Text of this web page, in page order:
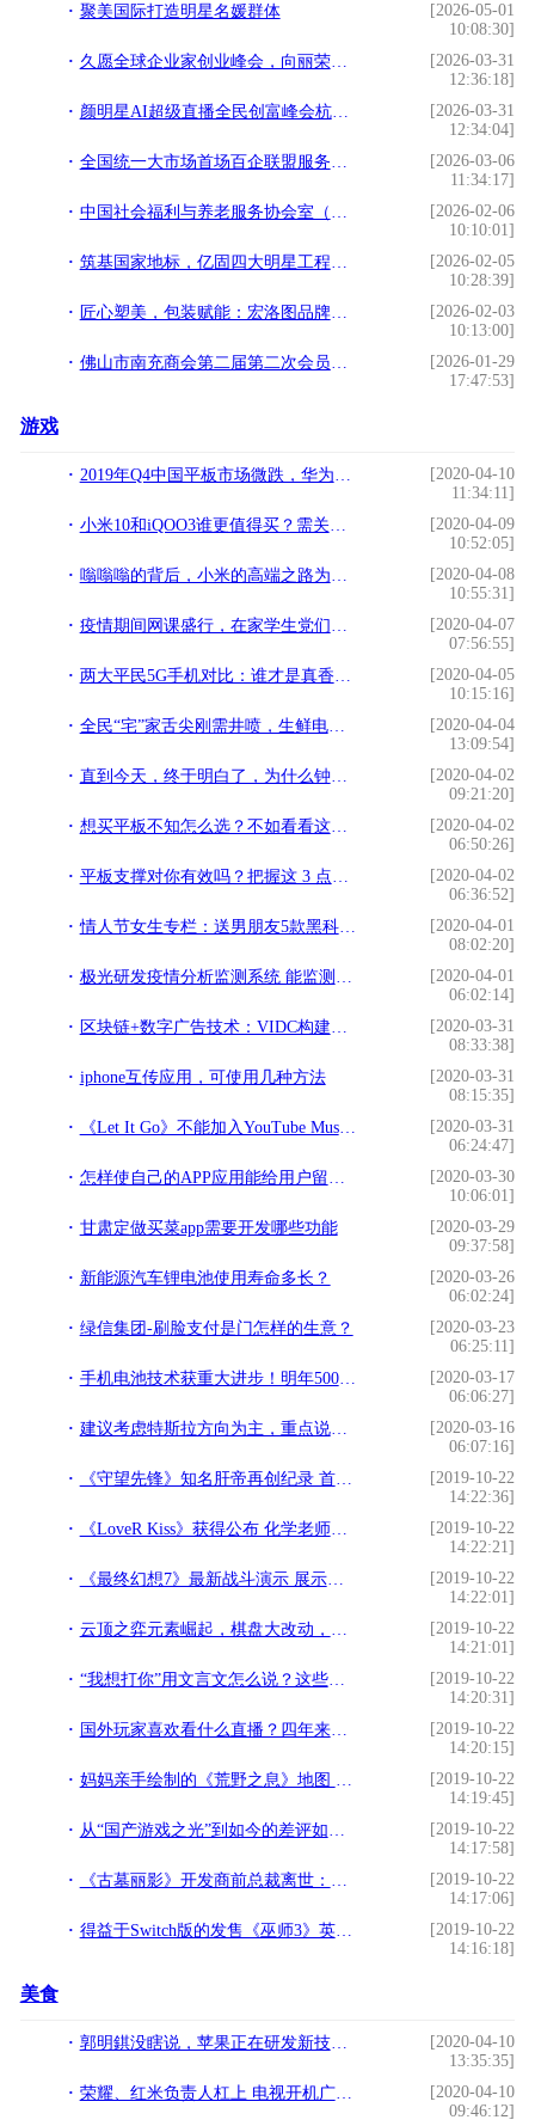
聚美国际打造明星名媛群体
[2026-05-01
10:08:30]
久愿全球企业家创业峰会，向丽荣获全球优秀企业家荣誉
[2026-03-31
12:36:18]
颜明星AI超级直播全民创富峰会杭州落幕，知名大健康操盘手程译墨携手增量传媒
[2026-03-31
12:34:04]
全国统一大市场首场百企联盟服务站授牌会议在广东成功举办
[2026-03-06
11:34:17]
中国社会福利与养老服务协会室（车）内环境与健康科技分会正式成立！
[2026-02-06
10:10:01]
筑基国家地标，亿固四大明星工程铸就品质丰碑
[2026-02-05
10:28:39]
匠心塑美，包装赋能：宏洛图品牌设计引领美妆包装新纪元
[2026-02-03
10:13:00]
佛山市南充商会第二届第二次会员大会暨2026年迎春晚会圆满举行
[2026-01-29
17:47:53]
游戏
2019年Q4中国平板市场微跌，华为依旧霸榜
[2020-04-10
11:34:11]
小米10和iQOO3谁更值得买？需关注这四点，网友：答案一目了然
[2020-04-09
10:52:05]
嗡嗡嗡的背后，小米的高端之路为何如此艰难
[2020-04-08
10:55:31]
疫情期间网课盛行，在家学生党们纷纷表示，平板电脑成"刚需"
[2020-04-07
07:56:55]
两大平民5G手机对比：谁才是真香机呢？
[2020-04-05
10:15:16]
全民“宅”家舌尖刚需井喷，生鲜电商力解餐桌“围城”
[2020-04-04
13:09:54]
直到今天，终于明白了，为什么钟南山院士要给京东写感谢信？
[2020-04-02
09:21:20]
想买平板不知怎么选？不如看看这些畅销平板吧
[2020-04-02
06:50:26]
平板支撑对你有效吗？把握这 3 点才是关键
[2020-04-02
06:36:52]
情人节女生专栏：送男朋友5款黑科技产品，解除“选择困难症”
[2020-04-01
08:02:20]
极光研发疫情分析监测系统 能监测人群从高风险地区向外迁徙情况
[2020-04-01
06:02:14]
区块链+数字广告技术：VIDC构建新的广告体验
[2020-03-31
08:33:38]
iphone互传应用，可使用几种方法
[2020-03-31
08:15:35]
《Let It Go》不能加入YouTube Music播放列表
[2020-03-31
06:24:47]
怎样使自己的APP应用能给用户留下好印象
[2020-03-30
10:06:01]
甘肃定做买菜app需要开发哪些功能
[2020-03-29
09:37:58]
新能源汽车锂电池使用寿命多长？
[2020-03-26
06:02:24]
绿信集团-刷脸支付是门怎样的生意？
[2020-03-23
06:25:11]
手机电池技术获重大进步！明年5000mA大电池或成标配
[2020-03-17
06:06:27]
建议考虑特斯拉方向为主，重点说一下：模塑科技
[2020-03-16
06:07:16]
《守望先锋》知名肝帝再创纪录 首个10000级玩家诞生
[2019-10-22
14:22:36]
《LoveR Kiss》获得公布 化学老师成可攻略对象
[2019-10-22
14:22:21]
《最终幻想7》最新战斗演示 展示动作向战斗模式
[2019-10-22
14:22:01]
云顶之弈元素崛起，棋盘大改动，元素格子将强化你的C位
[2019-10-22
14:21:01]
“我想打你”用文言文怎么说？这些玩家掀起游戏界的“文艺复兴”
[2019-10-22
14:20:31]
国外玩家喜欢看什么直播？四年来《英雄联盟》长期霸榜第一
[2019-10-22
14:20:15]
妈妈亲手绘制的《荒野之息》地图 所有细节全标注
[2019-10-22
14:19:45]
从“国产游戏之光”到如今的差评如潮，《大圣归来》如何惹怒玩家
[2019-10-22
14:17:58]
《古墓丽影》开发商前总裁离世：劳拉IP得以成功普及
[2019-10-22
14:17:06]
得益于Switch版的发售《巫师3》英国销量暴涨10倍
[2019-10-22
14:16:18]
美食
郭明錤没瞎说，苹果正在研发新技术，无孔iPhone真的要来了？
[2020-04-10
13:35:35]
荣耀、红米负责人杠上 电视开机广告和10W充电哪个更不能接受
[2020-04-10
09:46:12]